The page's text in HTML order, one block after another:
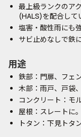
最上級ランクのア
(HALS)を配合して
塩害・酸性雨にも
サビ止めなしで鉄
用途
鉄部：門扉、フェ
木部：雨戸、戸袋
コンクリート：モ
屋根：スレートに。
トタン：下見トタ